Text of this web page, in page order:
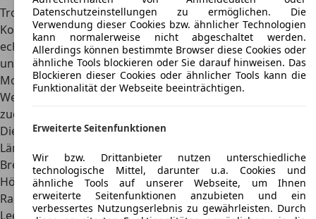
Trotz kompakter Abmessungen und der einfachen
Konstruktion konnte der VW T1 zahlreiche Vorteile und
echte Qualitäten für den Arbeitseinsatzvorweisen. Dies
unterstreichen bis zu 930 Kilogramm Nutzlast, die bei allen
Modellen ab 1954 angegeben war. Durch rund zwölf Meter
Wendekreis und eine gute Übersichtlichkeit ließ sich der T1
zudem problemlos in alle Parklücken bewegen.
Die Abmessungen der VW T1
Länge
Breite
1.750–1.800 mm
Höhe
1.920–1.940 mm
Radstand
2.400 mm
Leergewicht890 – 1.140 kg (Original) / 950 kg (E-Umbau)
Datenschutzeinstellungen zu ermöglichen. Die
Verwendung dieser Cookies bzw. ähnlicher Technologien
kann normalerweise nicht abgeschaltet werden.
Allerdings können bestimmte Browser diese Cookies oder
ähnliche Tools blockieren oder Sie darauf hinweisen. Das
Blockieren dieser Cookies oder ähnlicher Tools kann die
Funktionalität der Webseite beeinträchtigen.
Erweiterte Seitenfunktionen
Wir bzw. Drittanbieter nutzen unterschiedliche
technologische Mittel, darunter u.a. Cookies und
ähnliche Tools auf unserer Webseite, um Ihnen
erweiterte Seitenfunktionen anzubieten und ein
verbessertes Nutzungserlebnis zu gewährleisten. Durch